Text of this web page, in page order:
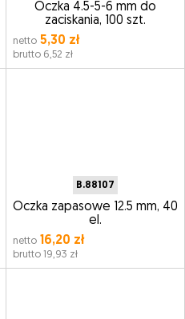
Oczka 4.5-5-6 mm do
zaciskania, 100 szt.
netto5,30 zł
brutto 6,52 zł
B.88107
Oczka zapasowe 12.5 mm, 40
el.
netto16,20 zł
brutto 19,93 zł